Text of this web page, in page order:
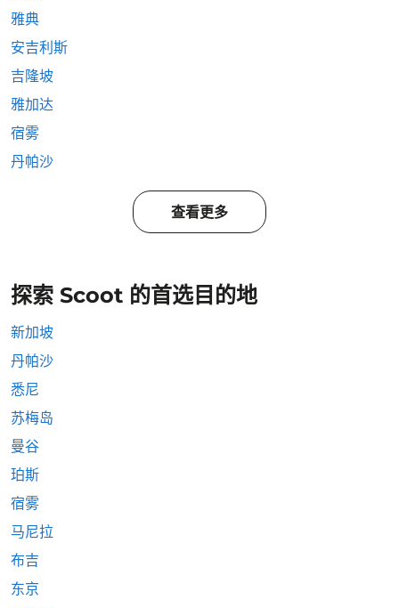
雅典
安吉利斯
吉隆坡
雅加达
宿雾
丹帕沙
查看更多
探索 Scoot 的首选目的地
新加坡
丹帕沙
悉尼
苏梅岛
曼谷
珀斯
宿雾
马尼拉
布吉
东京